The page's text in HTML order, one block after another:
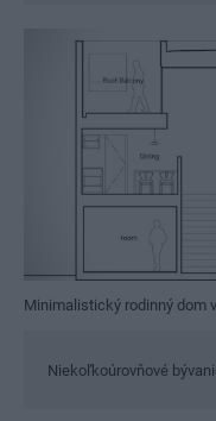
Minimalistický rodinný dom
Niekoľkoúrovňové